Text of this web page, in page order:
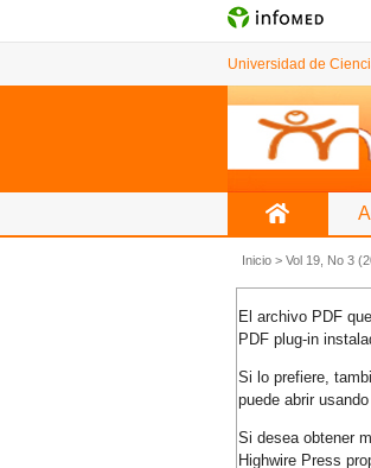
Universidad de
Inicio > Vol 19, No 3
El archivo PDF
PDF plug-in
Si lo prefiere,
puede abrir
Si desea obtener
Highwire Press